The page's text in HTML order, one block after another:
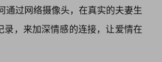
过网络摄像头，在真实的夫妻生
，来加深情感的连接，让爱情在